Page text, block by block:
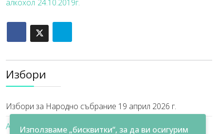
алкохол 24.10.2019г.
Избори
Избори за Народно събрание 19 април 2026 г.
Архив Избори
Използваме „бисквитки“, за да ви осигурим